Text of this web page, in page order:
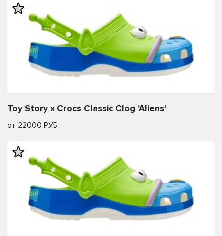
Toy Story x Crocs Classic Clog 'Aliens'
от 22000 РУБ